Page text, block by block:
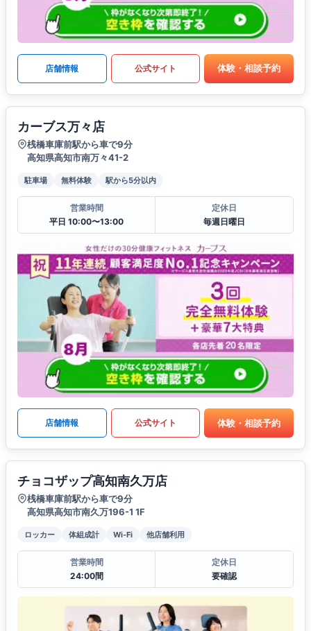
店舗情報 公式サイト 体験・相談予約
カーブス万々店
桟橋車庫前駅から車で9分
高知県高知市南万々41-2
駐車場 無料体験 駅から5分以内
営業時間
平日 10:00〜13:00
定休日
毎週日曜日
店舗情報 公式サイト 体験・相談予約
チョコザップ高知南久万店
桟橋車庫前駅から車で9分
高知県高知市南久万196-1 1F
ロッカー 体組成計 Wi-Fi 他店舗利用
営業時間
24:00間
定休日
要確認